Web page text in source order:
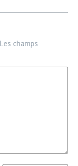
Les champs